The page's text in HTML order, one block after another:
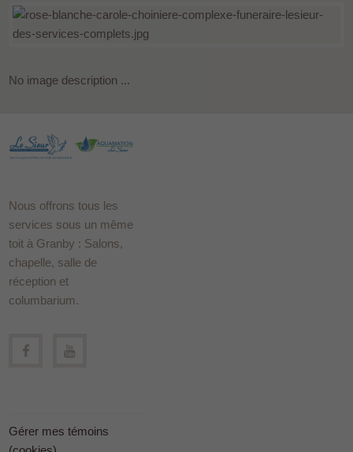
No image description ...
Nous offrons tous les
services sous un même
toit à Granby : Salons,
chapelle, salle de
réception et
columbarium.
Gérer mes témoins